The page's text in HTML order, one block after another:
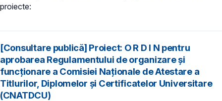
proiecte:
[Consultare publică] Proiect: O R D I N pentru
aprobarea Regulamentului de organizare şi
funcţionare a Comisiei Naţionale de Atestare a
Titlurilor, Diplomelor şi Certificatelor Universitare
(CNATDCU)